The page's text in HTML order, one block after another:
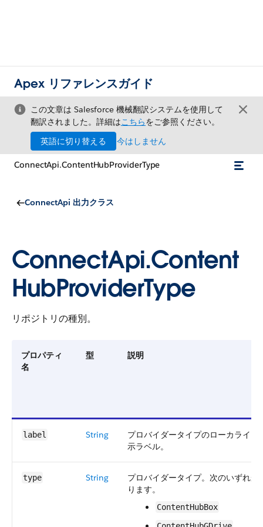
Apex リファレンスガイド
この文章は Salesforce 機械翻訳システムを使用して
翻訳されました。詳細はこちらをご参照ください。
英語に切り替える
今はしません
ConnectApi.ContentHubProviderType
ConnectApi 出力クラス
ConnectApi.Content
HubProviderType
リポジトリの種別。
プロパティ
名
型 説明
label String
プロバイダータイプのローカライズ
示ラベル。
type String
プロバイダータイプ。次のいずれか
ります。
ContentHubBox